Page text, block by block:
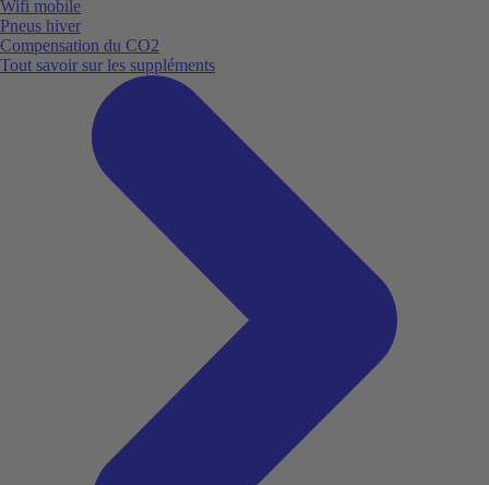
Wifi mobile
Pneus hiver
Compensation du CO2
Tout savoir sur les suppléments